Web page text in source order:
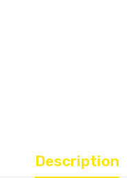
Description